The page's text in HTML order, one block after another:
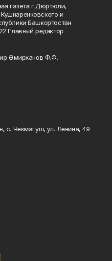
газета г.Дюртюли,
и
Башкортостан
Главный редактор
Әмирханов Ф.Ф.
с. Чекмагуш, ул. Ленина, 49